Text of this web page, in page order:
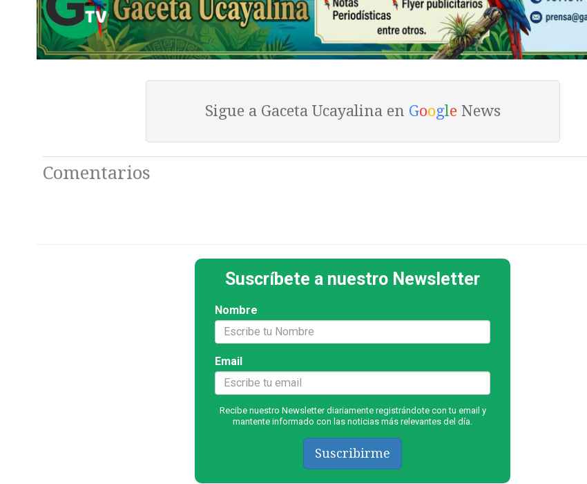
Sigue a Gaceta Ucayalina en GoogleNews
Comentarios
Suscríbete a nuestro Newsletter
Nombre
Email
Recibe nuestro Newsletter diariamente registrándote con tu email y
mantente informado con las noticias más relevantes del día.
Suscribirme